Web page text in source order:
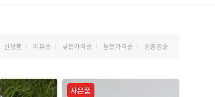
신상품 리뷰순 낮은가격순 높은가격순 상품명순